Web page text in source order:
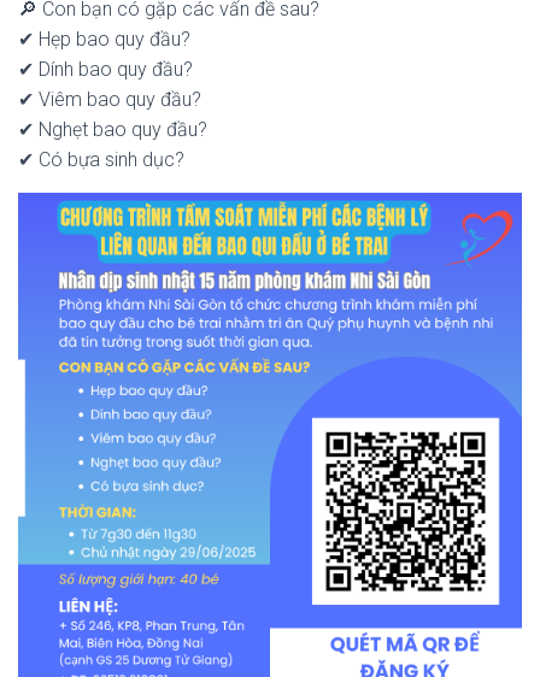
🔎 Con bạn có gặp các vấn đề sau?
✔ Hẹp bao quy đầu?
✔ Dính bao quy đầu?
✔ Viêm bao quy đầu?
✔ Nghẹt bao quy đầu?
✔ Có bựa sinh dục?